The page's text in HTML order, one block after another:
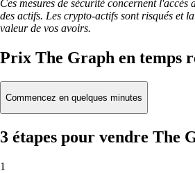
Ces mesures de sécurité concernent l'accès
des actifs. Les crypto-actifs sont risqués et
valeur de vos avoirs.
Prix The Graph en temps
Commencez en quelques minutes
3 étapes pour vendre The
1